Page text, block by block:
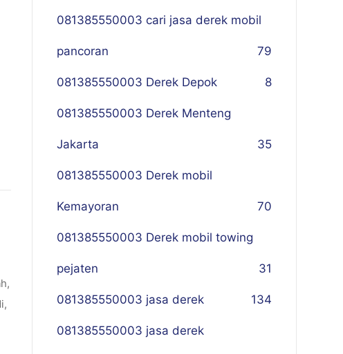
,
,
081385550003 cari jasa derek mobil
pancoran 79
081385550003 Derek Depok 8
081385550003 Derek Menteng
Jakarta 35
081385550003 Derek mobil
Kemayoran 70
081385550003 Derek mobil towing
pejaten 31
081385550003 jasa derek 134
081385550003 jasa derek